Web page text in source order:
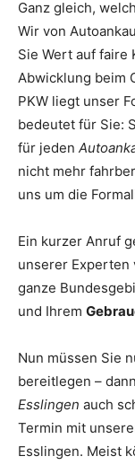
Ganz gleich,
Wir von
Sie Wert auf faire
Abwicklung beim
PKW liegt unser
bedeutet für Sie:
für jeden
nicht mehr
uns um die
Ein kurzer Anruf
unserer Experten
ganze
und Ihrem
Nun müssen Sie
bereitlegen –
Esslingen auch
Termin mit
Esslingen. Meist